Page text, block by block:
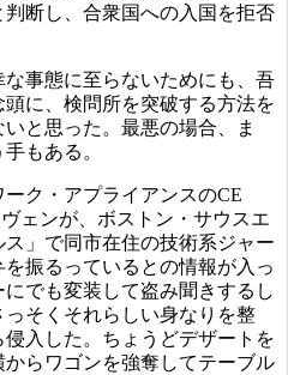
断し、合衆国への入国を拒否
事態に至らないためにも、吾
に、検問所を突破する方法を
と思った。最悪の場合、ま
もある。
ク・アプライアンスのCE
ェンが、ボストン・サウスエ
」で同市在住の技術系ジャー
振るっているとの情報が入っ
でも変装して盗み聞きするし
そくそれらしい身なりを整
入した。ちょうどデザートを
らワゴンを強奪してテーブル